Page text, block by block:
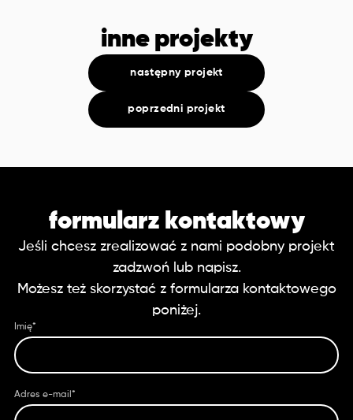
inne projekty
poprzedni projekt
następny projekt
formularz kontaktowy
Jeśli chcesz zrealizować z nami podobny projekt
zadzwoń lub napisz.
Możesz też skorzystać z formularza kontaktowego
poniżej.
Imię*
Adres e-mail*